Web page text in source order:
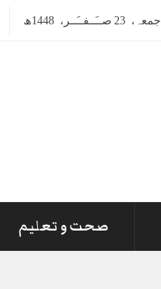
جمعہ، 23 صــَــفــَــر، 1448ھ
صحت و تعلیم